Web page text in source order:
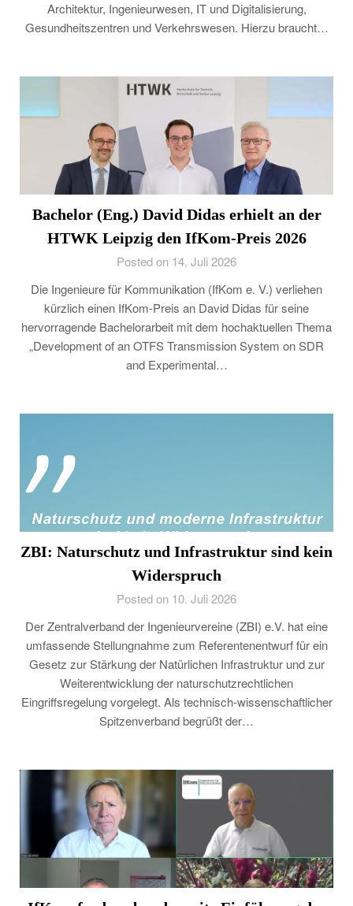
Architektur, Ingenieurwesen, IT und Digitalisierung,
Gesundheitszentren und Verkehrswesen. Hierzu braucht…
Bachelor (Eng.) David Didas erhielt an der
HTWK Leipzig den IfKom-Preis 2026
Posted on 14. Juli 2026
Die Ingenieure für Kommunikation (IfKom e. V.) verliehen
kürzlich einen IfKom-Preis an David Didas für seine
hervorragende Bachelorarbeit mit dem hochaktuellen Thema
„Development of an OTFS Transmission System on SDR
and Experimental…
ZBI: Naturschutz und Infrastruktur sind kein
Widerspruch
Posted on 10. Juli 2026
Der Zentralverband der Ingenieurvereine (ZBI) e.V. hat eine
umfassende Stellungnahme zum Referentenentwurf für ein
Gesetz zur Stärkung der Natürlichen Infrastruktur und zur
Weiterentwicklung der naturschutzrechtlichen
Eingriffsregelung vorgelegt. Als technisch-wissenschaftlicher
Spitzenverband begrüßt der…